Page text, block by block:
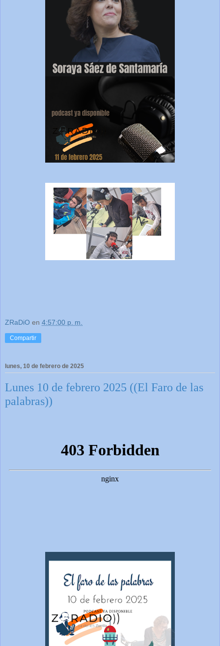
ZRaDiO en 4:57:00 p. m.
Compartir
lunes, 10 de febrero de 2025
Lunes 10 de febrero 2025 ((El Faro de las
palabras))